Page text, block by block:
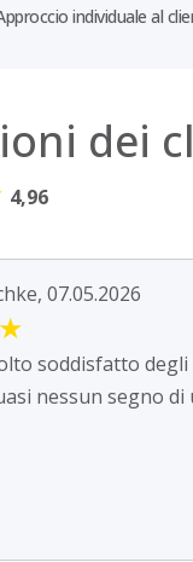
individuale al
dei
4,96
07.05.2026
★
soddisfatto degli
nessun segno di